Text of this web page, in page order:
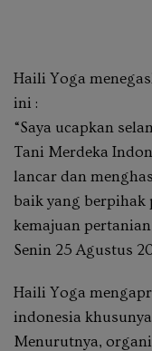
Haili Yoga
ini :
“Saya ucapkan
Tani Merdeka
lancar dan
baik yang berpihak
kemajuan
Senin 25 Agustus
Haili Yoga
indonesia
Menurutnya,